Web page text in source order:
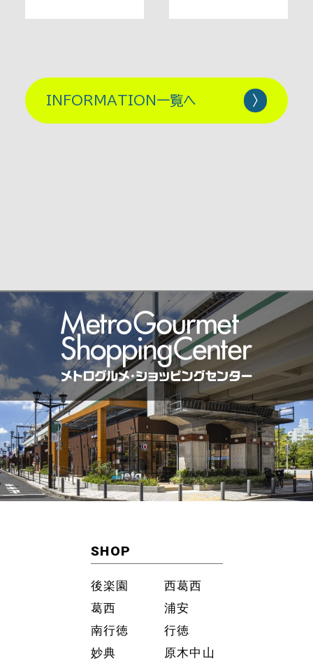
INFORMATION一覧へ
SHOP
後楽園
西葛西
葛西
浦安
南行徳
行徳
妙典
原木中山